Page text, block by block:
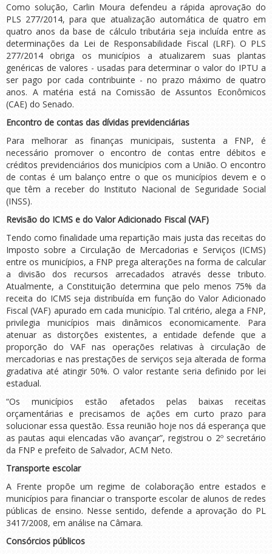
Como solução, Carlin Moura defendeu a rápida aprovação do
PLS 277/2014, para que atualização automática de quatro em
quatro anos da base de cálculo tributária seja incluída entre as
determinações da Lei de Responsabilidade Fiscal (LRF). O PLS
277/2014 obriga os municípios a atualizarem suas plantas
genéricas de valores - usadas para determinar o valor do IPTU a
ser pago por cada contribuinte - no prazo máximo de quatro
anos. A matéria está na Comissão de Assuntos Econômicos
(CAE) do Senado.
Encontro de contas das dívidas previdenciárias
Para melhorar as finanças municipais, sustenta a FNP, é
necessário promover o encontro de contas entre débitos e
créditos previdenciários dos municípios com a União. O encontro
de contas é um balanço entre o que os municípios devem e o
que têm a receber do Instituto Nacional de Seguridade Social
(INSS).
Revisão do ICMS e do Valor Adicionado Fiscal (VAF)
Tendo como finalidade uma repartição mais justa das receitas do
Imposto sobre a Circulação de Mercadorias e Serviços (ICMS)
entre os municípios, a FNP prega alterações na forma de calcular
a divisão dos recursos arrecadados através desse tributo.
Atualmente, a Constituição determina que pelo menos 75% da
receita do ICMS seja distribuída em função do Valor Adicionado
Fiscal (VAF) apurado em cada município. Tal critério, alega a FNP,
privilegia municípios mais dinâmicos economicamente. Para
atenuar as distorções existentes, a entidade defende que a
proporção do VAF nas operações relativas à circulação de
mercadorias e nas prestações de serviços seja alterada de forma
gradativa até atingir 50%. O valor restante seria definido por lei
estadual.
“Os municípios estão afetados pelas baixas receitas
orçamentárias e precisamos de ações em curto prazo para
solucionar essa questão. Essa reunião hoje nos dá esperança que
as pautas aqui elencadas vão avançar”, registrou o 2º secretário
da FNP e prefeito de Salvador, ACM Neto.
Transporte escolar
A Frente propõe um regime de colaboração entre estados e
municípios para financiar o transporte escolar de alunos de redes
públicas de ensino. Nesse sentido, defende a aprovação do PL
3417/2008, em análise na Câmara.
Consórcios públicos